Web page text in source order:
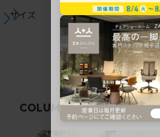
サイズ
COLUMN関連コラム